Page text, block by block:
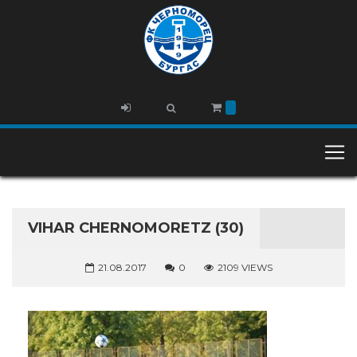
VIHAR CHERNOMORETZ (30)
21.08.2017 0 2109 VIEWS